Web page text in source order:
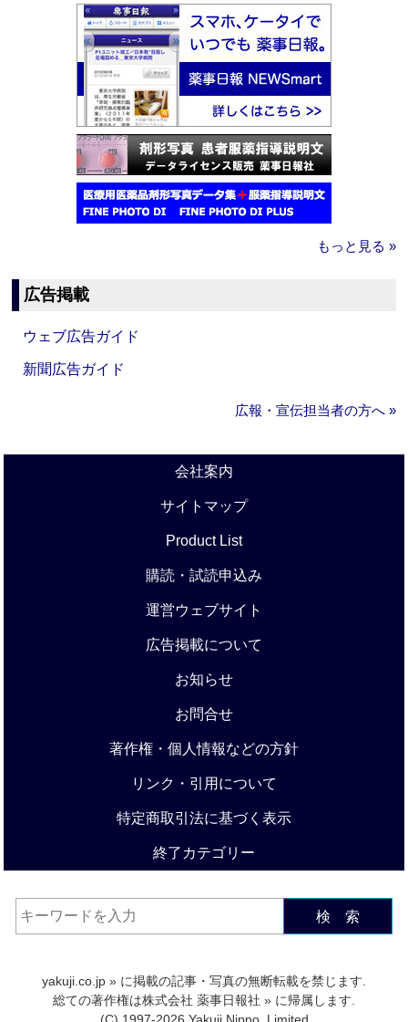
もっと見る »
広告掲載
ウェブ広告ガイド
新聞広告ガイド
広報・宣伝担当者の方へ »
会社案内
サイトマップ
Product List
購読・試読申込み
運営ウェブサイト
広告掲載について
お知らせ
お問合せ
著作権・個人情報などの方針
リンク・引用について
特定商取引法に基づく表示
終了カテゴリー
検 索
yakuji.co.jp » に掲載の記事・写真の無断転載を禁じます.
総ての著作権は株式会社 薬事日報社 » に帰属します.